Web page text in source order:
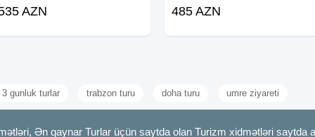
Saphire Bakuriani 4* - 559$
İnn
AZN
540$ Free Rider Hotel 3* - 558$ Hotel
485 AZN
3 gunluk turlar trabzon turu doha turu umre ziyareti
Ən qaynar Turlar üçün saytda olan Turizm xidmətləri saytda